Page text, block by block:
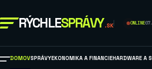
RÝCHLESPRÁVY .SK ONLINE
DOMOVSPRÁVYEKONOMIKA A FINANCIEHARDWARE A